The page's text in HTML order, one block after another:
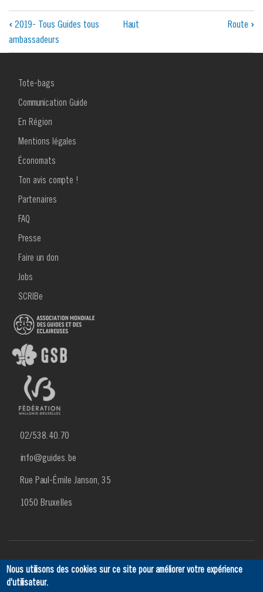
Liens
transversaux
livre
pour
2018
décembre
La
vie
en
vrai
‹2019- Tous Guides tous
ambassadeurs
Haut Route ›
MENU
FOOTER
Tote-bags
Communication Guide
En Région
Mentions légales
Économats
Ton avis compte !
MENU
FOOTER
Partenaires
FAQ
Presse
Faire un don
Jobs
SCRIBe
02/538.40.70
info@guides.be
Rue Paul-Émile Janson, 35
1050 Bruxelles
Menu
Actualités Agenda SCRIBe Ancien Contact
Nous utilisons des cookies sur ce site pour améliorer votre expérience
d'utilisateur.